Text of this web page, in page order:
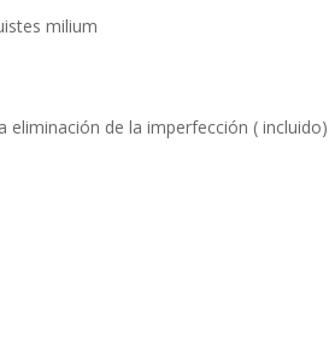
milium
de la imperfección ( incluido)